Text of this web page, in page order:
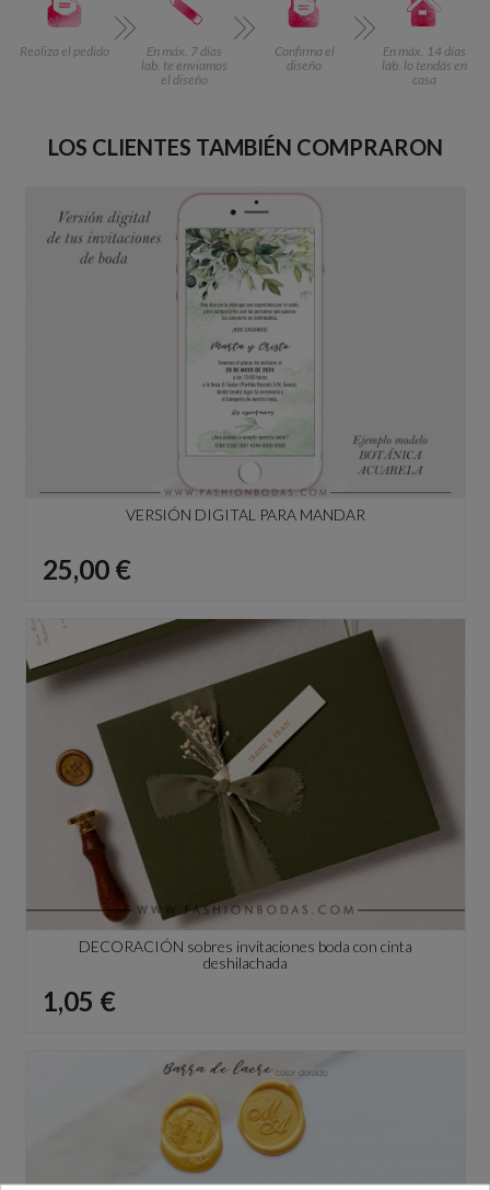
Realiza el pedido
En máx. 7 días
lab. te enviamos
el diseño
Confirma el
diseño
En máx. 14 días
lab. lo tendás en
casa
LOS CLIENTES TAMBIÉN COMPRARON
VERSIÓN DIGITAL PARA MANDAR
Precio
25,00 €
DECORACIÓN sobres invitaciones boda con cinta
deshilachada
Precio
1,05 €